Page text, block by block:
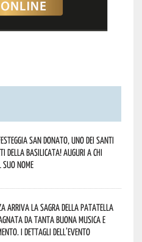
San Donato, uno dei Santi
della Basilicata! Auguri a chi
nome
arriva la Sagra della Patatella
da tanta buona musica e
I dettagli dell’evento